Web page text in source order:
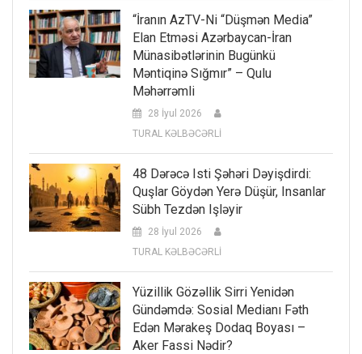
“İranın AzTV-Ni “düşmən Media”
Elan Etməsi Azərbaycan-İran
Münasibətlərinin Bugünkü
Məntiqinə Sığmır” – Qulu
Məhərrəmli
28 İyul 2026
TURAL KƏLBƏCƏRLİ
48 Dərəcə Isti Şəhəri Dəyişdirdi:
Quşlar Göydən Yerə Düşür, Insanlar
Sübh Tezdən Işləyir
28 İyul 2026
TURAL KƏLBƏCƏRLİ
Yüzillik Gözəllik Sirri Yenidən
Gündəmdə: Sosial Medianı Fəth
Edən Mərakeş Dodaq Boyası –
Aker Fassi Nədir?